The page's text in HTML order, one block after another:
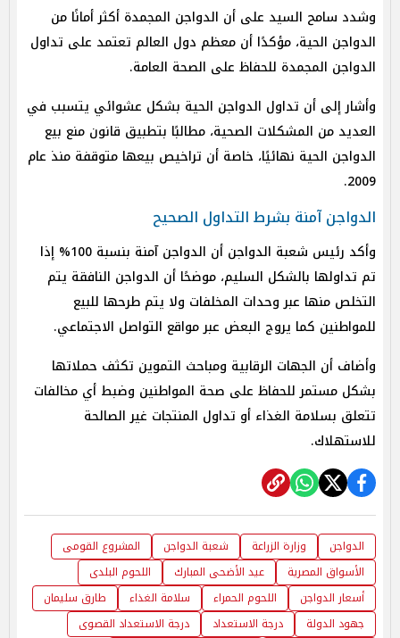
وشدد سامح السيد على أن الدواجن المجمدة أكثر أمانًا من
الدواجن الحية، مؤكدًا أن معظم دول العالم تعتمد على تداول
الدواجن المجمدة للحفاظ على الصحة العامة.
وأشار إلى أن تداول الدواجن الحية بشكل عشوائي يتسبب في
العديد من المشكلات الصحية، مطالبًا بتطبيق قانون منع بيع
الدواجن الحية نهائيًا، خاصة أن تراخيص بيعها متوقفة منذ عام
2009.
الدواجن آمنة بشرط التداول الصحيح
وأكد رئيس شعبة الدواجن أن الدواجن آمنة بنسبة 100% إذا
تم تداولها بالشكل السليم، موضحًا أن الدواجن النافقة يتم
التخلص منها عبر وحدات المخلفات ولا يتم طرحها للبيع
للمواطنين كما يروج البعض عبر مواقع التواصل الاجتماعي.
وأضاف أن الجهات الرقابية ومباحث التموين تكثف حملاتها
بشكل مستمر للحفاظ على صحة المواطنين وضبط أي مخالفات
تتعلق بسلامة الغذاء أو تداول المنتجات غير الصالحة
للاستهلاك.
الدواجن وزارة الزراعة شعبة الدواجن
المشروع القومى
الأسواق المصرية
عيد الأضحى المبارك
اللحوم البلدى
أسعار الدواجن
اللحوم الحمراء سلامة الغذاء
طارق سليمان
جهود الدولة
درجة الاستعداد
درجة الاستعداد القصوى